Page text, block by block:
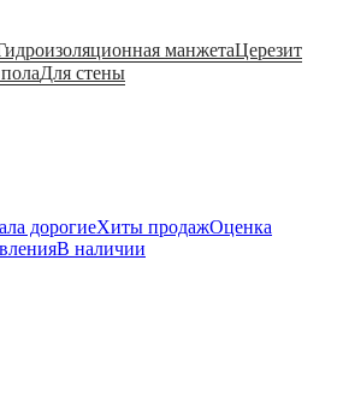
манжетаЦерезит
Для стены
дорогиеХиты продажОценка
В наличии